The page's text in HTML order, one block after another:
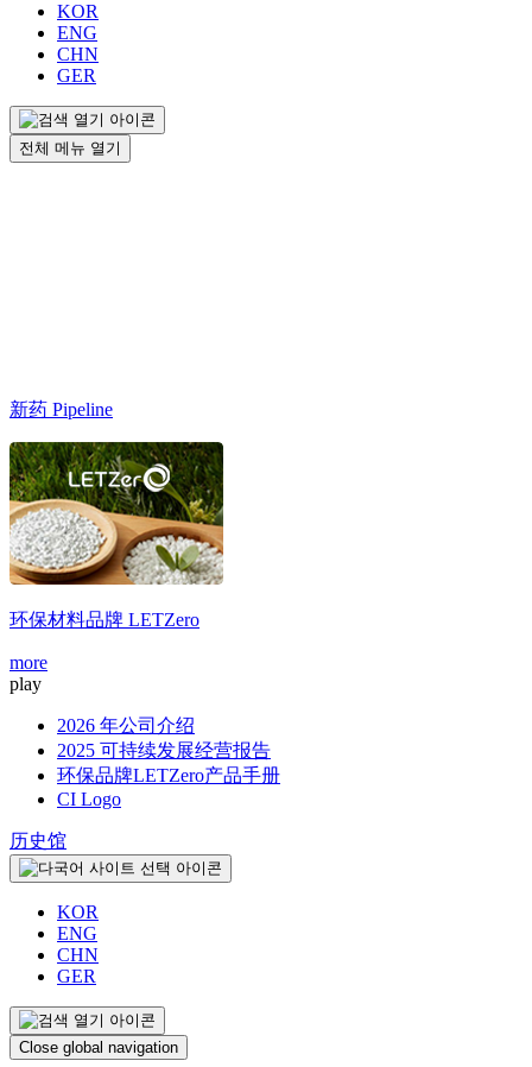
KOR
ENG
CHN
GER
전체 메뉴 열기
新药 Pipeline
环保材料品牌 LETZero
more
play
2026 年公司介绍
2025 可持续发展经营报告
环保品牌LETZero产品手册
CI Logo
历史馆
KOR
ENG
CHN
GER
Close global navigation